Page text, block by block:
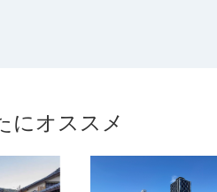
にオススメ